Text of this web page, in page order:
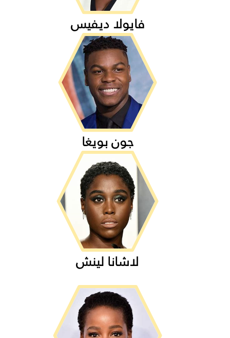
فايولا ديفيس
جون بويغا
لاشانا لينش